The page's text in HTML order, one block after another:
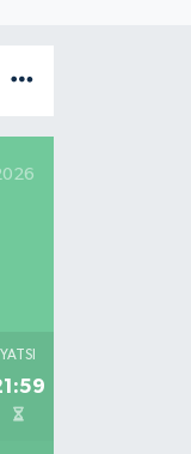
YATSI